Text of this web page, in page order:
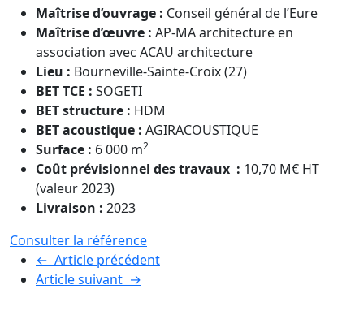
Maîtrise d’ouvrage : Conseil général de l’Eure
Maîtrise d’œuvre : AP-MA architecture en
association avec ACAU architecture
Lieu : Bourneville-Sainte-Croix (27)
BET TCE : SOGETI
BET structure : HDM
BET acoustique : AGIRACOUSTIQUE
Surface : 6 000 m2
Coût prévisionnel des travaux : 10,70 M€ HT
(valeur 2023)
Livraison : 2023
Consulter la référence
← Article précédent
Article suivant →